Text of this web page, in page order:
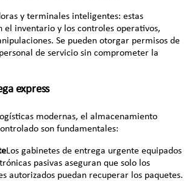
y terminales inteligentes: estas
el inventario y los controles operativos,
Se pueden otorgar permisos de
de servicio sin comprometer la
express
modernas, el almacenamiento
son fundamentales:
Los gabinetes de entrega urgente equipados
pasivas aseguran que solo los
autorizados puedan recuperar los paquetes.